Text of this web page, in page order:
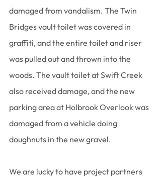
damaged from vandalism. The Twin
Bridges vault toilet was covered in
graffiti, and the entire toilet and riser
was pulled out and thrown into the
woods. The vault toilet at Swift Creek
also received damage, and the new
parking area at Holbrook Overlook was
damaged from a vehicle doing
doughnuts in the new gravel.
We are lucky to have project partners